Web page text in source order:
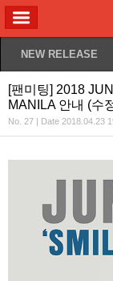
NEW RELEASE
[팬미팅] 2018
MANILA 안내 (수
No. 27 | Date 2018.04.23